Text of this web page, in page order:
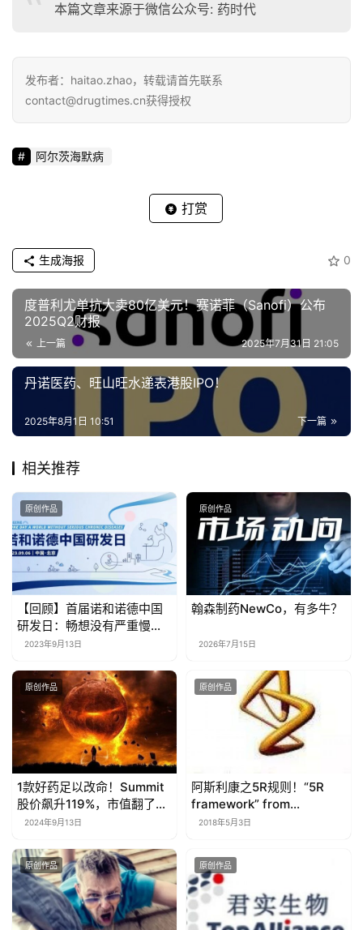
本篇文章来源于微信公众号: 药时代
发布者：haitao.zhao，转载请首先联系
contact@drugtimes.cn获得授权
阿尔茨海默病
打赏
0
生成海报
度普利尤单抗大卖80亿美元！赛诺菲（Sanofi）公布
2025Q2财报
上一篇 2025年7月31日 21:05
丹诺医药、旺山旺水递表港股IPO！
下一篇
2025年8月1日 10:51
相关推荐
原创作品
【回顾】首届诺和诺德中国
研发日：畅想没有严重慢性
疾病的未来
2023年9月13日
原创作品
翰森制药NewCo，有多牛？
2026年7月15日
原创作品
1款好药足以改命！Summit
股价飙升119%，市值翻了
100余倍
2024年9月13日
原创作品
阿斯利康之5R规则！“5R
framework” from
AstraZeneca
2018年5月3日
原创作品 原创作品